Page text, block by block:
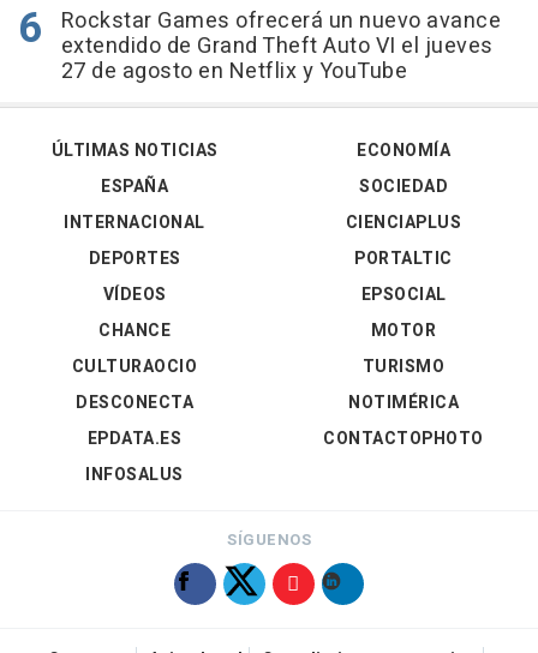
Rockstar Games ofrecerá un nuevo avance
extendido de Grand Theft Auto VI el jueves
27 de agosto en Netflix y YouTube
ÚLTIMAS NOTICIAS
ESPAÑA
INTERNACIONAL
DEPORTES
VÍDEOS
ECONOMÍA
SOCIEDAD
CIENCIAPLUS
PORTALTIC
EPSOCIAL
CHANCE
CULTURAOCIO
DESCONECTA
EPDATA.ES
INFOSALUS
MOTOR
TURISMO
NOTIMÉRICA
CONTACTOPHOTO
SÍGUENOS